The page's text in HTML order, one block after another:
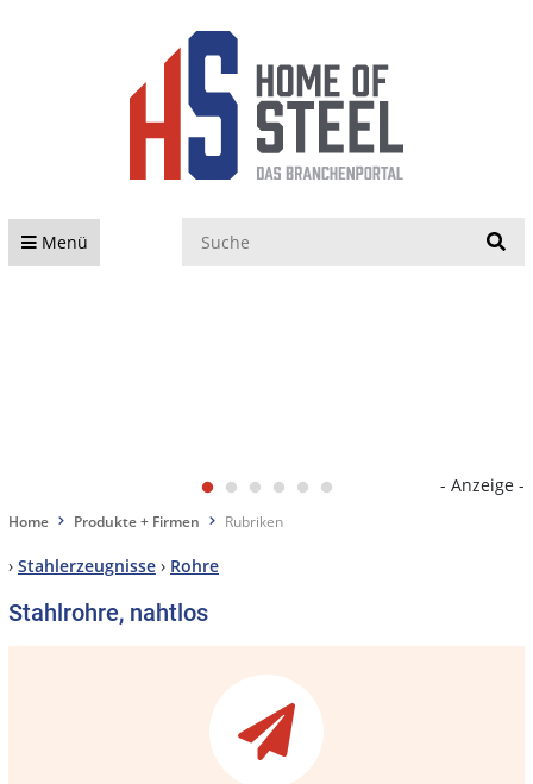
Menü
- Anzeige -
Home Produkte + Firmen Rubriken
› Stahlerzeugnisse › Rohre
Stahlrohre, nahtlos